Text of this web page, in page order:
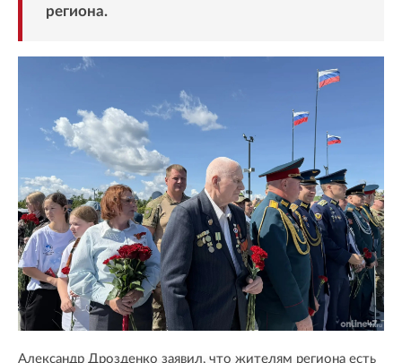
региона.
Александр Дрозденко заявил, что жителям региона есть